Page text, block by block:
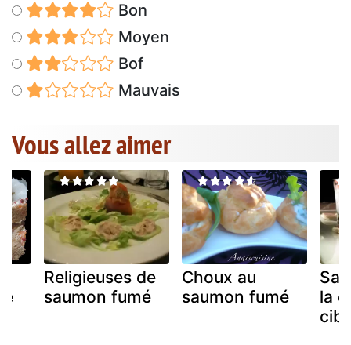
Bon
Moyen
Bof
Mauvais
Vous allez aimer
Religieuses de
saumon fumé
Choux au
saumon fumé
la